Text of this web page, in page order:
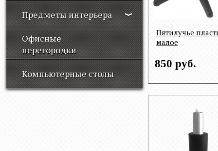
Предметы интерьера
Офисные
перегородки
Компьютерные столы
Пятилучье
малое
850 руб.